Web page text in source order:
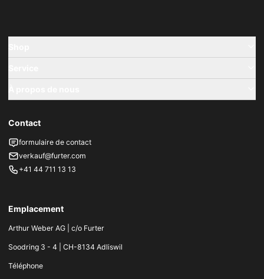
Contact
formulaire de contact
verkauf@furter.com
+41 44 711 13 13
Emplacement
Arthur Weber AG | c/o Furter
Soodring 3 - 4 | CH-8134 Adliswil
Téléphone